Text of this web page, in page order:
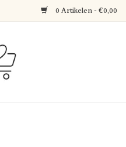
0 Artikelen - €0,00